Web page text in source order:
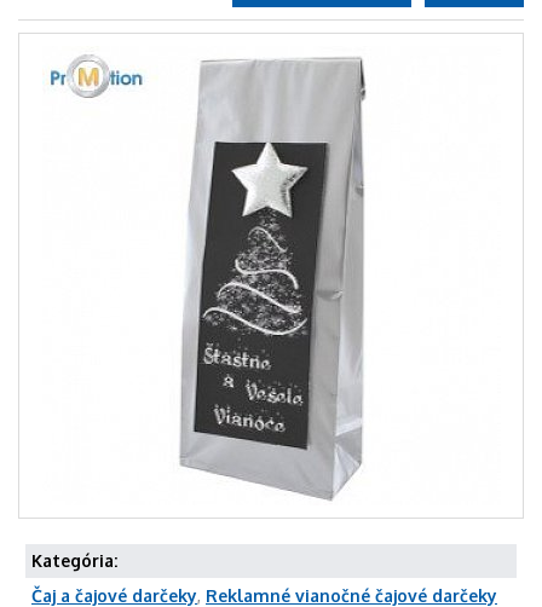
Kategória:
Čaj a čajové darčeky, Reklamné vianočné čajové darčeky